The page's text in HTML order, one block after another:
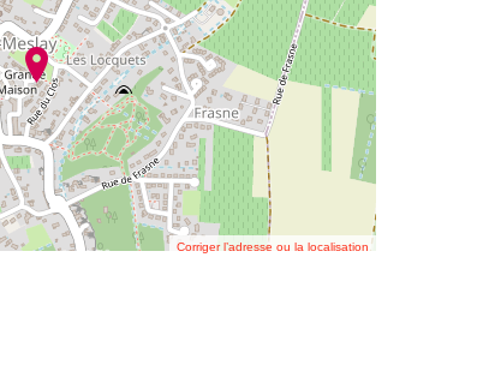
Corriger l’adresse ou la localisation